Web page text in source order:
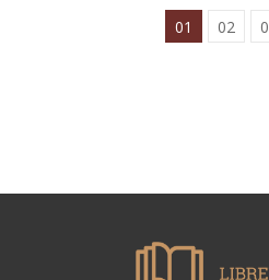
01 02